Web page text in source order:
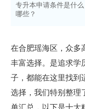
专升本申请条件是什
哪些？
在合肥瑶海区，众多
丰富选择。是追求学
子，都能在这里找到
选择，我们特别整理
单汇总，以下是十大